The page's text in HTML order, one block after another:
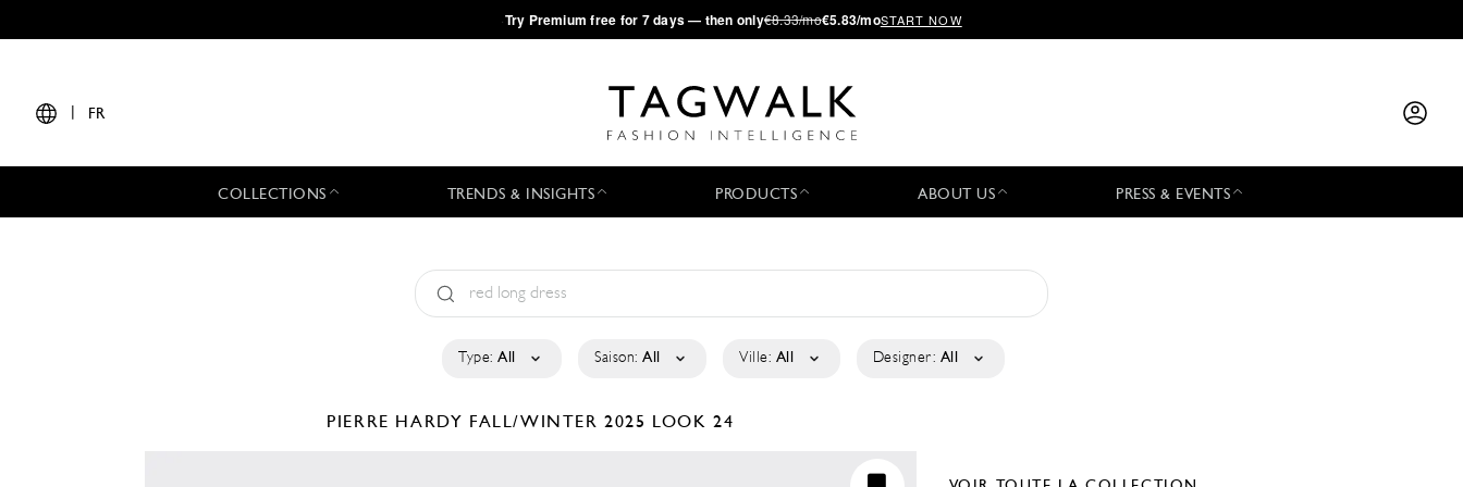
·Try Premium free for 7 days — then only€8.33/mo€5.83/moSTART NOW
FR
COLLECTIONS TRENDS & INSIGHTS PRODUCTS ABOUT US PRESS & EVENTS
Type: All Saison: All Ville: All Designer: All
PIERRE HARDY FALL/WINTER 2025 LOOK 24